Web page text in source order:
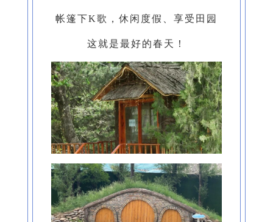
帐篷下K歌，休闲度假、享受田园
这就是最好的春天！